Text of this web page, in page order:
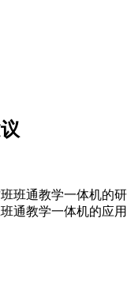
班通教学一体机的研
通教学一体机的应用